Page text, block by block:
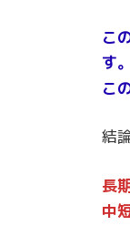
こ
す。
こ
結
長
中